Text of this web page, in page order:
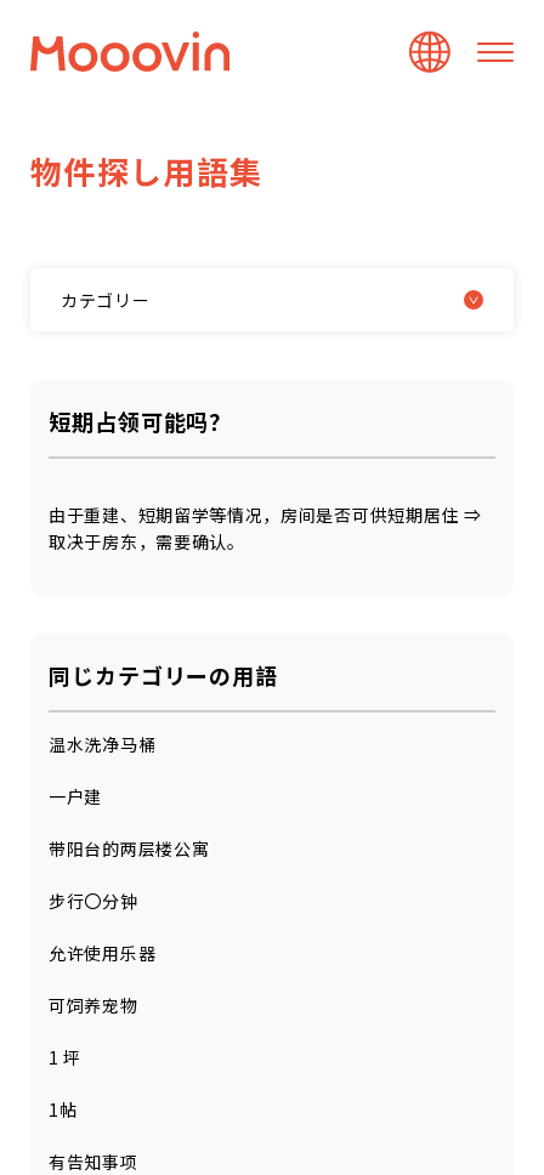
物件探し用語集
カテゴリー
短期占领可能吗？
由于重建、短期留学等情况，房间是否可供短期居住 ⇒
取决于房东，需要确认。
同じカテゴリーの用語
温水洗净马桶
一户建
带阳台的两层楼公寓
步行〇分钟
允许使用乐器
可饲养宠物
1 坪
1帖
有告知事项